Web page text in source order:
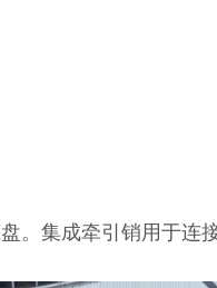
。集成牵引销用于连